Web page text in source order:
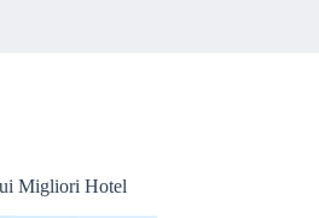
Migliori Hotel